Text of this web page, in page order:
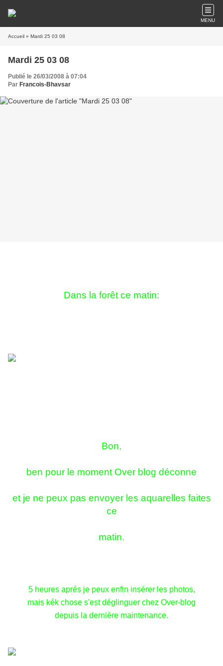
MENU
Accueil » Mardi 25 03 08
Mardi 25 03 08
Publié le 26/03/2008 à 07:04
Par Francois-Bhavsar
Dans la forêt ce matin:
Bon,
ben pour le moment Over blog déconne
et je ne peux pas envoyer les aquarelles faites
ce
matin.
5 heures aprés je peux enfin insérer les photos,
mais kék chose s'est déglinguer chez Over-blog
depuis la dernière maintenance.